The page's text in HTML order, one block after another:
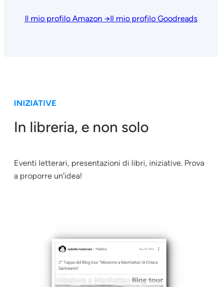
Il mio profilo Amazon →Il mio profilo Goodreads
INIZIATIVE
In libreria, e non solo
Eventi letterari, presentazioni di libri, iniziative. Prova
a proporre un’idea!